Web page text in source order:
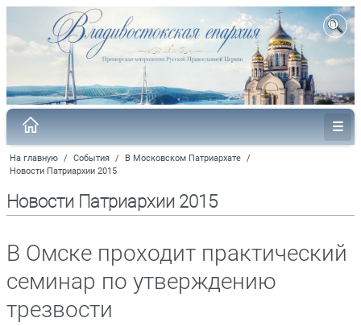
На главную / События / В Московском Патриархате /
Новости Патриархии 2015
Новости Патриархии 2015
В Омске проходит практический
семинар по утверждению
трезвости